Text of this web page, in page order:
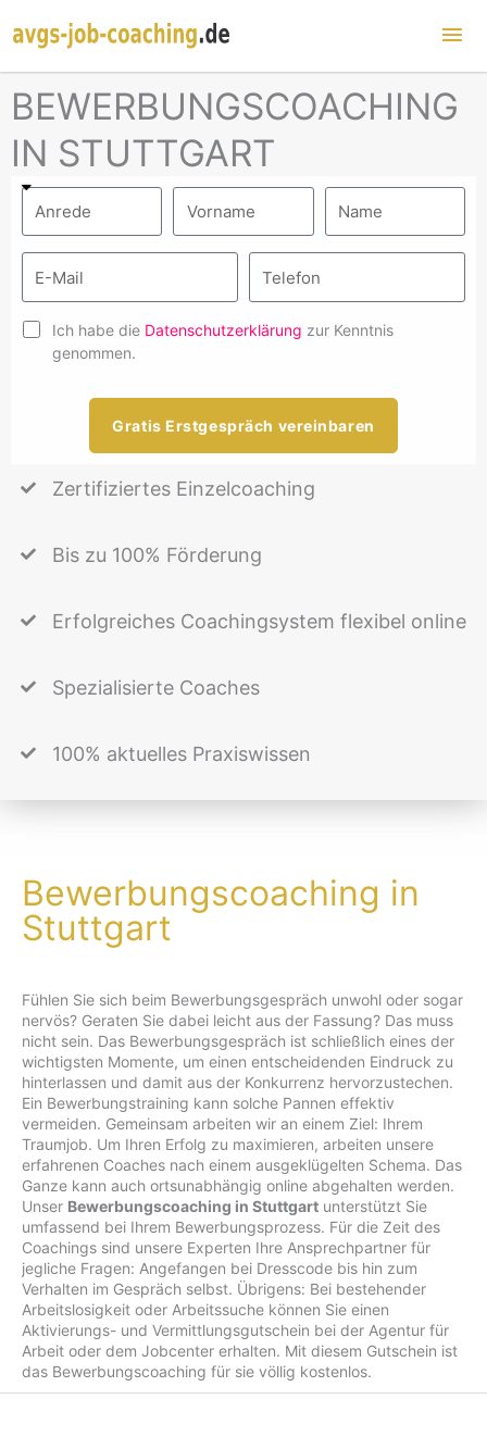
BEWERBUNGSCOACHING
IN STUTTGART
Zertifiziertes Einzelcoaching
Bis zu 100% Förderung
Erfolgreiches Coachingsystem flexibel online
Spezialisierte Coaches
100% aktuelles Praxiswissen
Ich habe die Datenschutzerklärung zur Kenntnis
genommen.
Gratis Erstgespräch vereinbaren
Bewerbungscoaching in
Stuttgart
Fühlen Sie sich beim Bewerbungsgespräch unwohl oder sogar
nervös? Geraten Sie dabei leicht aus der Fassung? Das muss
nicht sein. Das Bewerbungsgespräch ist schließlich eines der
wichtigsten Momente, um einen entscheidenden Eindruck zu
hinterlassen und damit aus der Konkurrenz hervorzustechen.
Ein Bewerbungstraining kann solche Pannen effektiv
vermeiden. Gemeinsam arbeiten wir an einem Ziel: Ihrem
Traumjob. Um Ihren Erfolg zu maximieren, arbeiten unsere
erfahrenen Coaches nach einem ausgeklügelten Schema. Das
Ganze kann auch ortsunabhängig online abgehalten werden.
Unser Bewerbungscoaching in Stuttgart unterstützt Sie
umfassend bei Ihrem Bewerbungsprozess. Für die Zeit des
Coachings sind unsere Experten Ihre Ansprechpartner für
jegliche Fragen: Angefangen bei Dresscode bis hin zum
Verhalten im Gespräch selbst. Übrigens: Bei bestehender
Arbeitslosigkeit oder Arbeitssuche können Sie einen
Aktivierungs- und Vermittlungsgutschein bei der Agentur für
Arbeit oder dem Jobcenter erhalten. Mit diesem Gutschein ist
das Bewerbungscoaching für sie völlig kostenlos.